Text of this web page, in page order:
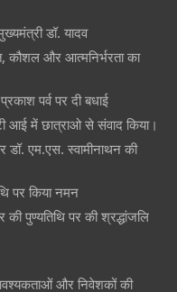
डॉ. यादव
कौशल और आत्मनिर्भरता का
पर्व पर दी बधाई
आई में छात्राओ से संवाद किया।
डॉ. एम.एस. स्वामीनाथन की
पर किया नमन
पुण्यतिथि पर की श्रद्धांजलि
और निवेशकों की